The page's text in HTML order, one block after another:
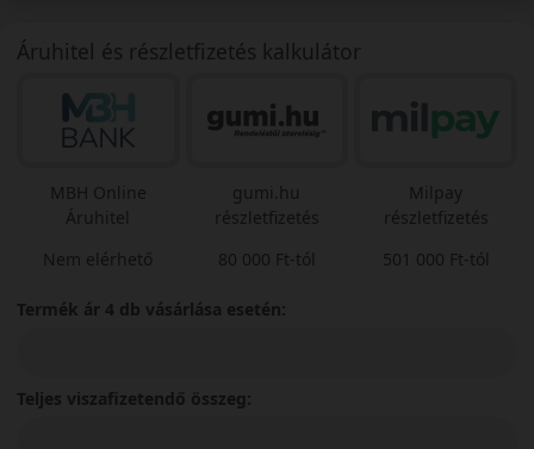
Áruhitel és részletfizetés kalkulátor
MBH Online
Áruhitel
Nem elérhető
gumi.hu
részletfizetés
80 000 Ft-tól
Milpay
részletfizetés
501 000 Ft-tól
Termék ár 4 db vásárlása esetén:
Teljes viszafizetendő összeg: